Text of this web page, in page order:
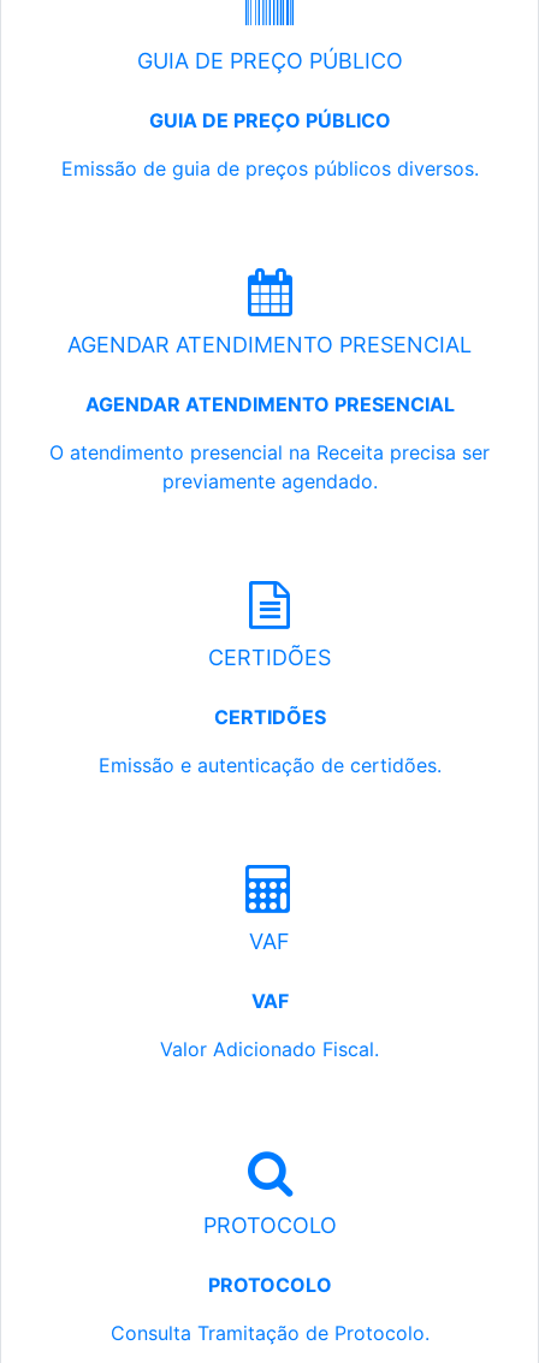
GUIA DE PREÇO PÚBLICO
GUIA DE PREÇO PÚBLICO
Emissão de guia de preços públicos diversos.
AGENDAR ATENDIMENTO PRESENCIAL
AGENDAR ATENDIMENTO PRESENCIAL
O atendimento presencial na Receita precisa ser
previamente agendado.
CERTIDÕES
CERTIDÕES
Emissão e autenticação de certidões.
VAF
VAF
Valor Adicionado Fiscal.
PROTOCOLO
PROTOCOLO
Consulta Tramitação de Protocolo.